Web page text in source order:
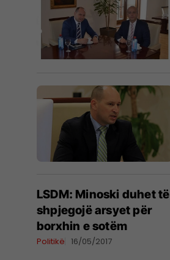
LSDM: Minoski duhet të
shpjegojë arsyet për
borxhin e sotëm
Politikë 16/05/2017